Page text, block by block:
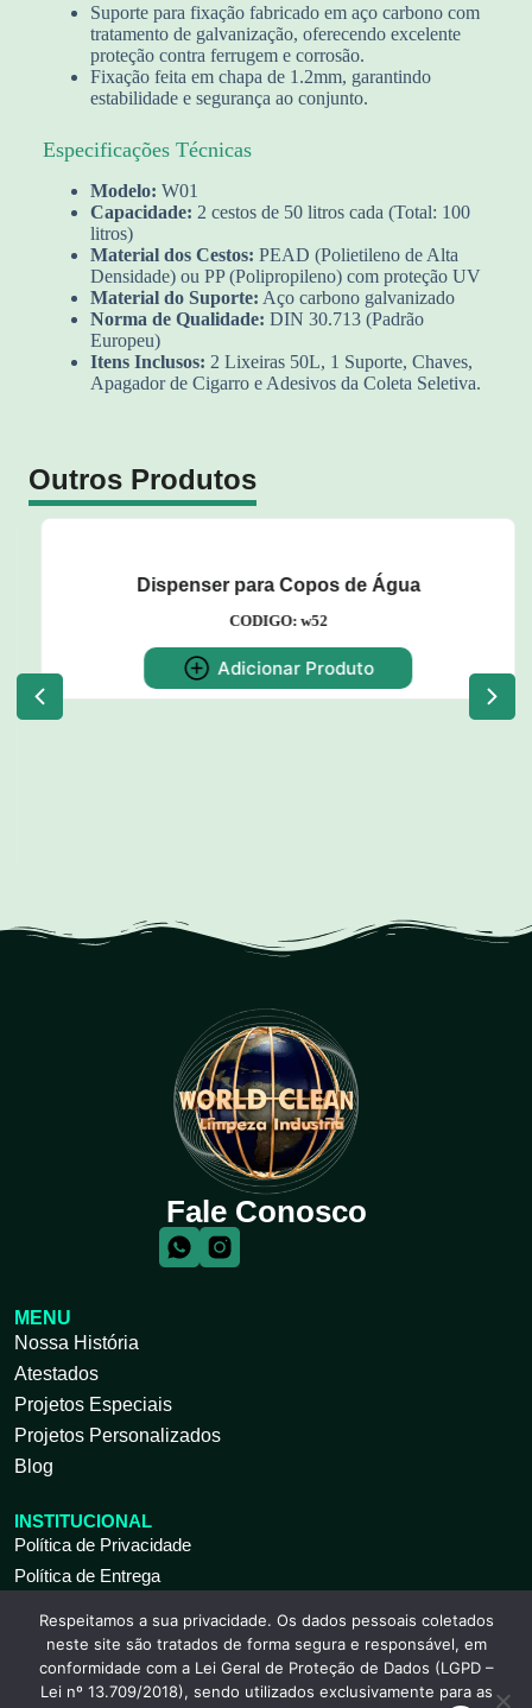
Suporte para fixação fabricado em aço carbono com
tratamento de galvanização, oferecendo excelente
proteção contra ferrugem e corrosão.
Fixação feita em chapa de 1.2mm, garantindo
estabilidade e segurança ao conjunto.
Especificações Técnicas
Modelo: W01
Capacidade: 2 cestos de 50 litros cada (Total: 100
litros)
Material dos Cestos: PEAD (Polietileno de Alta
Densidade) ou PP (Polipropileno) com proteção UV
Material do Suporte: Aço carbono galvanizado
Norma de Qualidade: DIN 30.713 (Padrão
Europeu)
Itens Inclusos: 2 Lixeiras 50L, 1 Suporte, Chaves,
Apagador de Cigarro e Adesivos da Coleta Seletiva.
Outros Produtos
Fale Conosco
MENU
Nossa História
Atestados
Projetos Especiais
Projetos Personalizados
Blog
INSTITUCIONAL
Política de Privacidade
Política de Entrega
ATENDIMENTO AO CLIENTE
Seg à Sex 09 às 18h
(11) 2317-9739
(11) 2317-9741
Respeitamos a sua privacidade. Os dados pessoais coletados
neste site são tratados de forma segura e responsável, em
conformidade com a Lei Geral de Proteção de Dados (LGPD –
Lei nº 13.709/2018), sendo utilizados exclusivamente para as